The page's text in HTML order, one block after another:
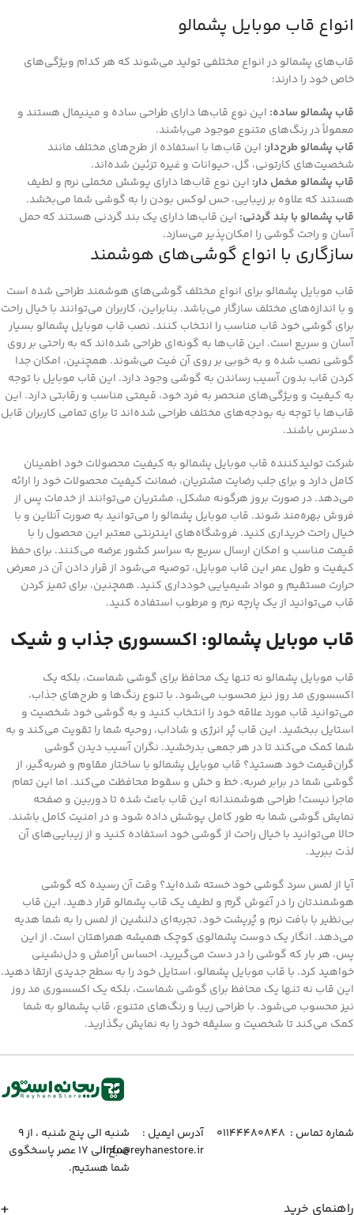
انواع قاب موبایل پشمالو
قاب‌های پشمالو در انواع مختلفی تولید می‌شوند که هر کدام ویژگی‌های
خاص خود را دارند:
قاب پشمالو ساده: این نوع قاب‌ها دارای طراحی ساده و مینیمال هستند و
معمولاً در رنگ‌های متنوع موجود می‌باشند.
قاب پشمالو طرح‌دار: این قاب‌ها با استفاده از طرح‌های مختلف مانند
شخصیت‌های کارتونی، گل، حیوانات و غیره تزئین شده‌اند.
قاب پشمالو مخمل دار: این نوع قاب‌ها دارای پوشش مخملی نرم و لطیف
هستند که علاوه بر زیبایی، حس لوکس بودن را به گوشی شما می‌بخشد.
قاب پشمالو با بند گردنی: این قاب‌ها دارای یک بند گردنی هستند که حمل
آسان و راحت گوشی را امکان‌پذیر می‌سازد.
سازگاری با انواع گوشی‌های هوشمند
قاب موبایل پشمالو برای انواع مختلف گوشی‌های هوشمند طراحی شده است
و با اندازه‌های مختلف سازگار می‌باشد. بنابراین، کاربران می‌توانند با خیال راحت
برای گوشی خود قاب مناسب را انتخاب کنند. نصب قاب موبایل پشمالو بسیار
آسان و سریع است. این قاب‌ها به گونه‌ای طراحی شده‌اند که به راحتی بر روی
گوشی نصب شده و به خوبی بر روی آن فیت می‌شوند. همچنین، امکان جدا
کردن قاب بدون آسیب رساندن به گوشی وجود دارد. این قاب موبایل با توجه
به کیفیت و ویژگی‌های منحصر به فرد خود، قیمتی مناسب و رقابتی دارد. این
قاب‌ها با توجه به بودجه‌های مختلف طراحی شده‌اند تا برای تمامی کاربران قابل
دسترس باشند.
شرکت تولیدکننده قاب موبایل پشمالو به کیفیت محصولات خود اطمینان
کامل دارد و برای جلب رضایت مشتریان، ضمانت کیفیت محصولات خود را ارائه
می‌دهد. در صورت بروز هرگونه مشکل، مشتریان می‌توانند از خدمات پس از
فروش بهره‌مند شوند. قاب موبایل پشمالو را می‌توانید به صورت آنلاین و با
خیال راحت خریداری کنید. فروشگاه‌های اینترنتی معتبر این محصول را با
قیمت مناسب و امکان ارسال سریع به سراسر کشور عرضه می‌کنند. برای حفظ
کیفیت و طول عمر این قاب موبایل، توصیه می‌شود از قرار دادن آن در معرض
حرارت مستقیم و مواد شیمیایی خودداری کنید. همچنین، برای تمیز کردن
قاب می‌توانید از یک پارچه نرم و مرطوب استفاده کنید.
قاب موبایل پشمالو: اکسسوری جذاب و شیک
قاب موبایل پشمالو نه تنها یک محافظ برای گوشی شماست، بلکه یک
اکسسوری مد روز نیز محسوب می‌شود. با تنوع رنگ‌ها و طرح‌های جذاب،
می‌توانید قاب مورد علاقه خود را انتخاب کنید و به گوشی خود شخصیت و
استایل ببخشید. این قاب پُر انرژی و شاداب، روحیه شما را تقویت می‌کند و به
شما کمک می‌کند تا در هر جمعی بدرخشید. نگران آسیب دیدن گوشی
گران‌قیمت خود هستید؟ قاب موبایل پشمالو با ساختار مقاوم و ضربه‌گیر، از
گوشی شما در برابر ضربه، خط و خش و سقوط محافظت می‌کند. اما این تمام
ماجرا نیست! طراحی هوشمندانه این قاب باعث شده تا دوربین و صفحه
نمایش گوشی شما به طور کامل پوشش داده شود و در امنیت کامل باشند.
حالا می‌توانید با خیال راحت از گوشی خود استفاده کنید و از زیبایی‌های آن
لذت ببرید.
آیا از لمس سرد گوشی خود خسته شده‌اید؟ وقت آن رسیده که گوشی
هوشمندتان را در آغوش گرم و لطیف یک قاب پشمالو قرار دهید. این قاب
بی‌نظیر با بافت نرم و پُرپشت خود، تجربه‌ای دلنشین از لمس را به شما هدیه
می‌دهد. انگار یک دوست پشمالوی کوچک همیشه همراهتان است. از این
پس، هر بار که گوشی را در دست می‌گیرید، احساس آرامش و دل‌نشینی
خواهید کرد. با قاب موبایل پشمالو، استایل خود را به سطح جدیدی ارتقا دهید.
این قاب نه تنها یک محافظ برای گوشی شماست، بلکه یک اکسسوری مد روز
نیز محسوب می‌شود. با طراحی زیبا و رنگ‌های متنوع، قاب پشمالو به شما
کمک می‌کند تا شخصیت و سلیقه خود را به نمایش بگذارید.
شماره تماس :‌ ۰۱۱۴۴۴۸۰۸۴۸
آدرس ایمیل :‌
info@reyhanestore.ir
شنبه الی پنج شنبه ، از ۹
صبح الی ۱۷ عصر پاسخگوی
شما هستیم.
راهنمای خرید